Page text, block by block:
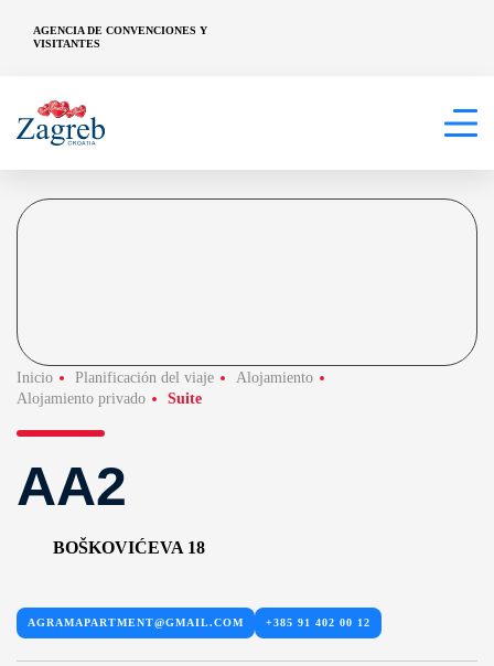
AGENCIA DE CONVENCIONES Y
VISITANTES
Inicio Planificación del viaje
Alojamiento
Alojamiento privado
Suite
AA2
BOŠKOVIĆEVA 18
AGRAMAPARTMENT@GMAIL.COM +385 91 402 00 12